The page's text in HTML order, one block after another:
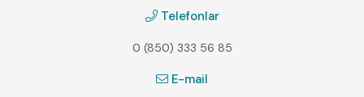
Telefonlar
0 (850) 333 56 85
E-mail